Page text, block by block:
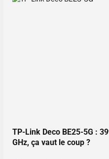
TP-Link Deco BE25-5G :
GHz, ça vaut le coup ?